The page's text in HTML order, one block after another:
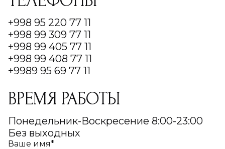
+998 95 220 77 11
+998 99 309 77 11
+998 99 405 77 11
+998 99 408 77 11
+9989 95 69 77 11
ВРЕМЯ РАБОТЫ
Понедельник-Воскресение 8:00-23:00
Без выходных
Ваше имя*